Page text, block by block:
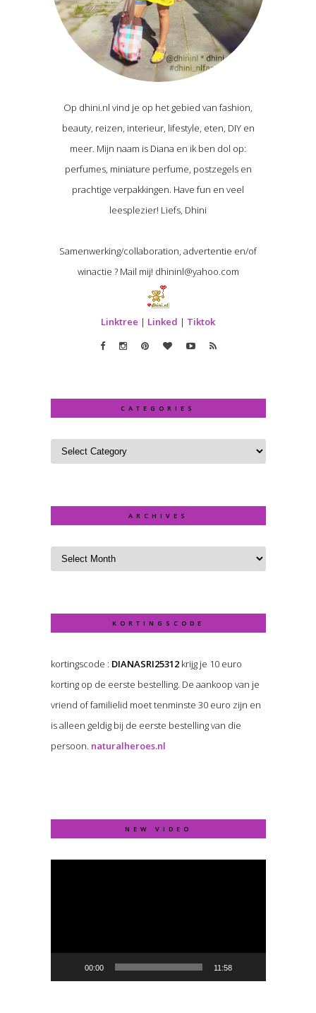
Op dhini.nl vind je op het gebied van fashion,
beauty, reizen, interieur, lifestyle, eten, DIY en
meer. Mijn naam is Diana en ik ben dol op:
perfumes, miniature perfume, postzegels en
prachtige verpakkingen. Have fun en veel
leesplezier! Liefs, Dhini
Samenwerking/collaboration, advertentie en/of
winactie ? Mail mij! dhininl@yahoo.com
Linktree | Linked | Tiktok
CATEGORIES
ARCHIVES
KORTINGSCODE
kortingscode : DIANASRI25312krijg je 10 euro
korting op de eerste bestelling. De aankoop van je
vriend of familielid moet tenminste 30 euro zijn en
is alleen geldig bij de eerste bestelling van die
persoon. naturalheroes.nl
NEW VIDEO
Video
00:00 11:58